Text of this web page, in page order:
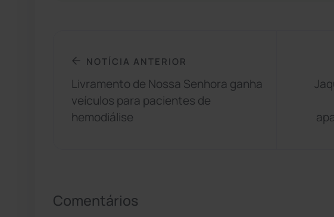
NOTÍCIA ANTERIOR
Livramento de Nossa Senhora ganha
veículos para pacientes de
hemodiálise
Comentários